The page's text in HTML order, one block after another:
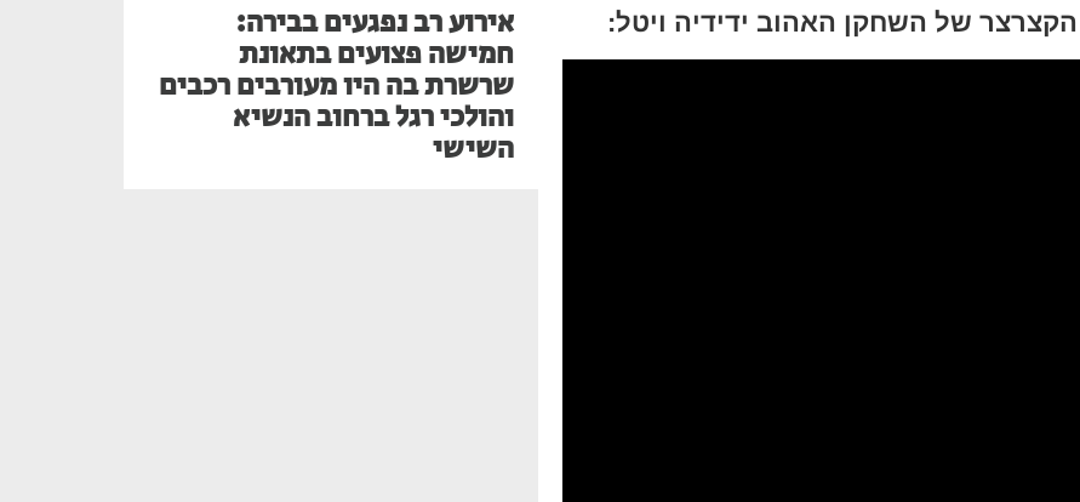
הקצרצר של השחקן האהוב ידידיה ויטל: אירוע רב נפגעים בבירה:
חמישה פצועים בתאונת
שרשרת בה היו מעורבים רכבים
והולכי רגל ברחוב הנשיא
השישי